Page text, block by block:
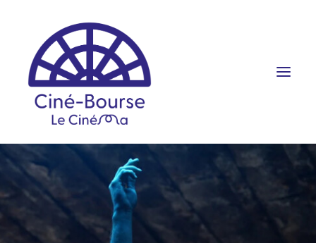
FILMS ET HORAIRES
ÉVÉNEMENTS
SCOLAIRES